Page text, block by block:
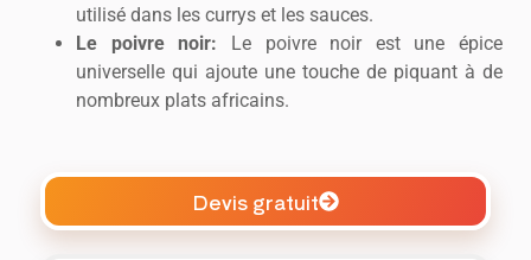
utilisé dans les currys et les sauces.
Le poivre noir: Le poivre noir est une épice
universelle qui ajoute une touche de piquant à de
nombreux plats africains.
Devis gratuit